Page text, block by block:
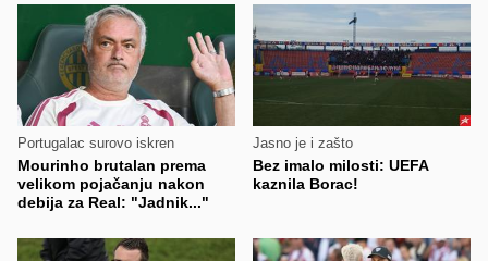
Portugalac surovo iskren
Mourinho brutalan prema
velikom pojačanju nakon
debija za Real: "Jadnik..."
Jasno je i zašto
Bez imalo milosti: UEFA
kaznila Borac!